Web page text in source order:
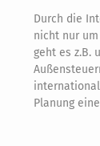
Durch die
nicht nur
geht es z.B.
Planung